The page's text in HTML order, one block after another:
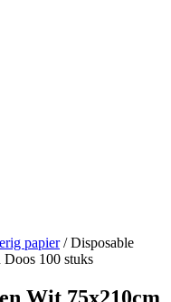
papier/ Disposable
100 stuks